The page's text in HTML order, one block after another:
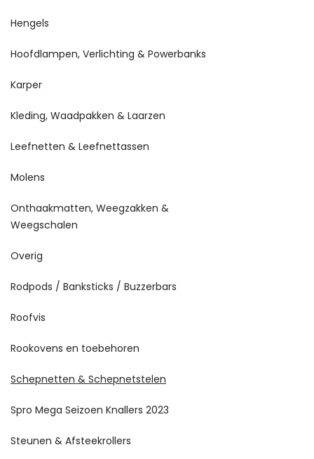
Hengels
Hoofdlampen, Verlichting & Powerbanks
Karper
Kleding, Waadpakken & Laarzen
Leefnetten & Leefnettassen
Molens
Onthaakmatten, Weegzakken &
Weegschalen
Overig
Rodpods / Banksticks / Buzzerbars
Roofvis
Rookovens en toebehoren
Schepnetten & Schepnetstelen
Spro Mega Seizoen Knallers 2023
Steunen & Afsteekrollers